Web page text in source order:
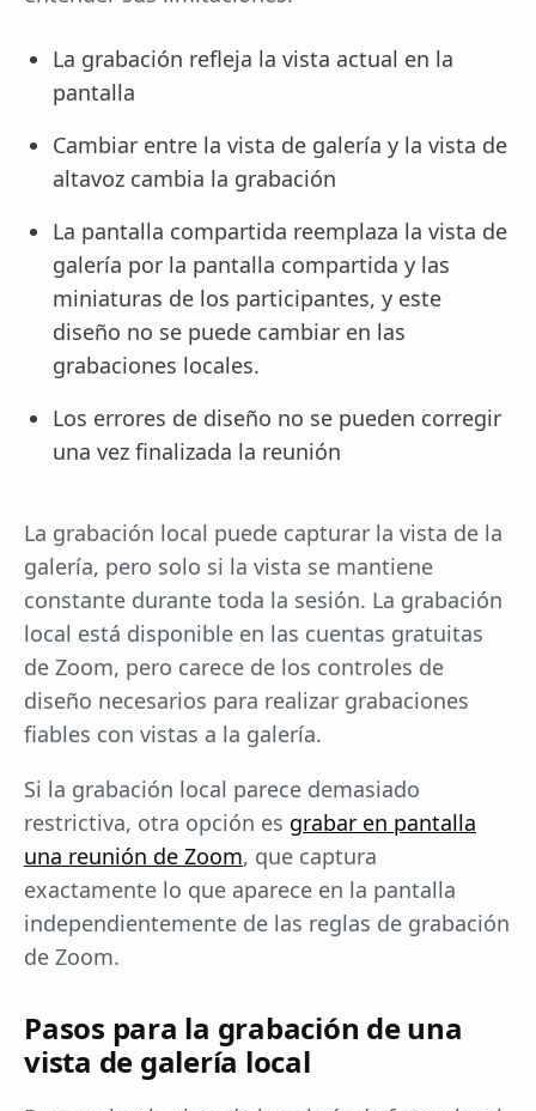
La grabación refleja la vista actual en la
pantalla
Cambiar entre la vista de galería y la vista de
altavoz cambia la grabación
La pantalla compartida reemplaza la vista de
galería por la pantalla compartida y las
miniaturas de los participantes, y este
diseño no se puede cambiar en las
grabaciones locales.
Los errores de diseño no se pueden corregir
una vez finalizada la reunión
La grabación local puede capturar la vista de la
galería, pero solo si la vista se mantiene
constante durante toda la sesión. La grabación
local está disponible en las cuentas gratuitas
de Zoom, pero carece de los controles de
diseño necesarios para realizar grabaciones
fiables con vistas a la galería.
Si la grabación local parece demasiado
restrictiva, otra opción es grabar en pantalla
una reunión de Zoom, que captura
exactamente lo que aparece en la pantalla
independientemente de las reglas de grabación
de Zoom.
Pasos para la grabación de una
vista de galería local